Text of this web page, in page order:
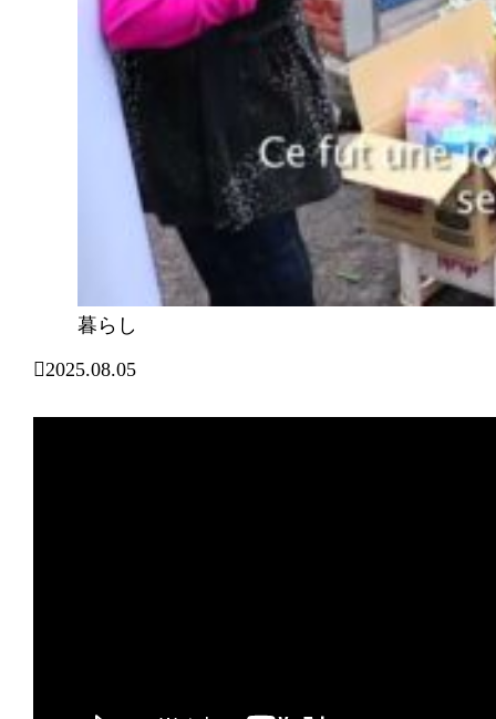
暮らし
2025.08.05